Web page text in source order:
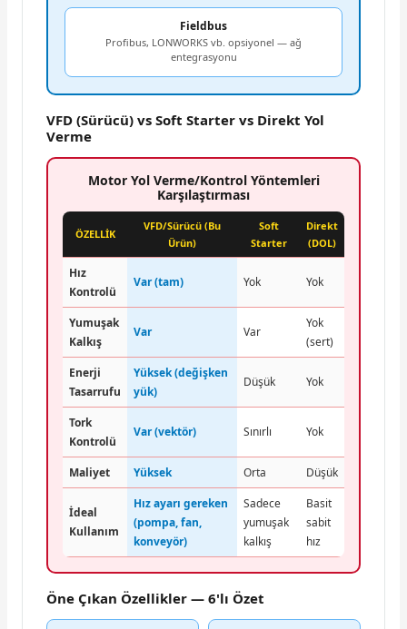
Fieldbus
Profibus, LONWORKS vb. opsiyonel — ağ
entegrasyonu
VFD (Sürücü) vs Soft Starter vs Direkt Yol
Verme
Motor Yol Verme/Kontrol Yöntemleri
Karşılaştırması
ÖZELLİK
VFD/Sürücü (Bu
Ürün)
Soft
Starter
Direkt
(DOL)
Hız
Kontrolü
Var (tam) Yok Yok
Yumuşak
Kalkış
Var Var
Yok
(sert)
Enerji
Tasarrufu
Yüksek (değişken
yük)
Düşük Yok
Tork
Kontrolü
Var (vektör) Sınırlı Yok
Maliyet Yüksek Orta Düşük
İdeal
Kullanım
Hız ayarı gereken
(pompa, fan,
konveyör)
Sadece
yumuşak
kalkış
Basit
sabit
hız
Öne Çıkan Özellikler — 6'lı Özet